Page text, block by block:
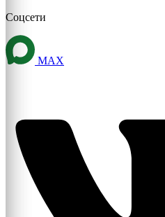
Соцсети
MAX